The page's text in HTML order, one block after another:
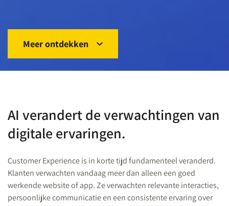
Meer ontdekken
AI verandert de verwachtingen van
digitale ervaringen.
Customer Experience is in korte tijd fundamenteel veranderd.
Klanten verwachten vandaag meer dan alleen een goed
werkende website of app. Ze verwachten relevante interacties,
persoonlijke communicatie en een consistente ervaring over